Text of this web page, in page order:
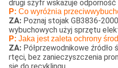
drugi szyfr wskazuje odporność
P: Co wyróżnia
ZA:Poznaj stojak GB3836-
wybuchowych użyj sprzętu
P: Jaka jest zaleta ochrony
ZA:Półprzewodnikowe źródło
rtęci, bez zanieczyszczenia